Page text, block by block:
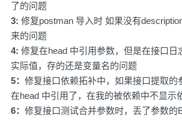
了的问题
3: 修复postman 导入时 如果没有
来的问题
4: 修复在head 中引用参数，但是在接口日
实际值，存的还是变量名的问题
5： 修复接口依赖拓补中，如果接口提取的
在head 中引用了，在我的被依赖中不显示
6： 修复接口测试合并参数时，丢了参数的